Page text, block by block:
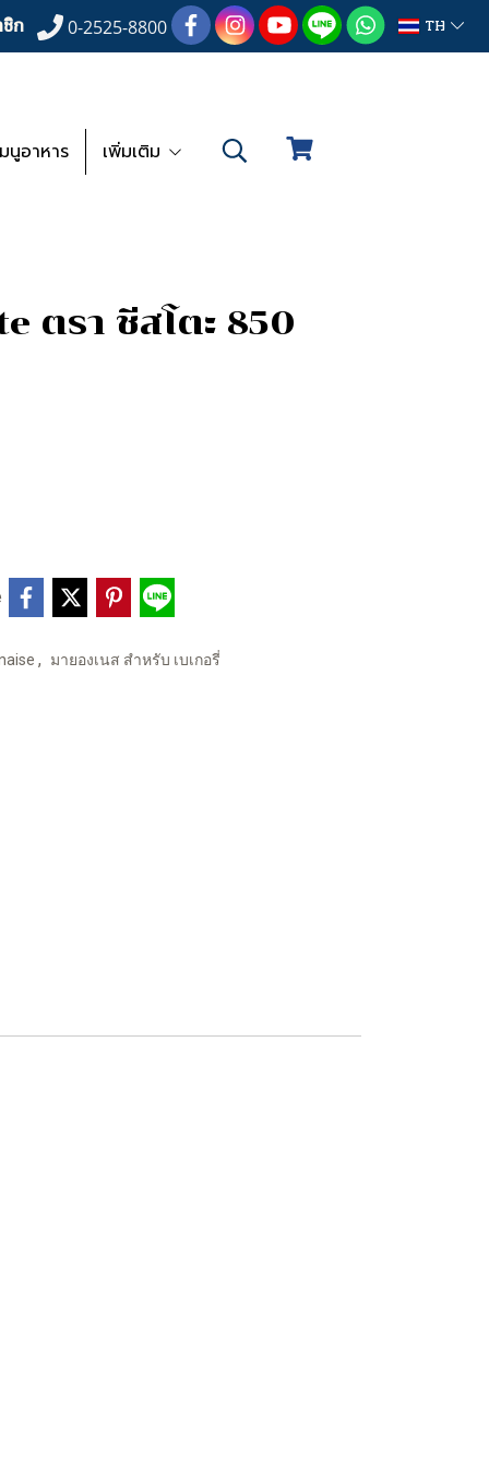
ก 0-2525-8800 TH
นูอาหาร เพิ่มเติม
ตรา ชีสโตะ 850
, มายองเนส สำหรับ เบเกอรี่